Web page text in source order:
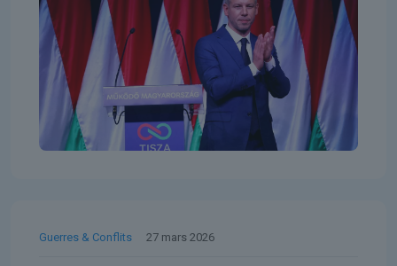
Guerres & Conflits 27 mars 2026